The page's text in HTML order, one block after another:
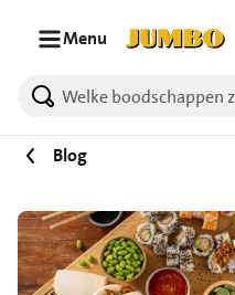
Menu
Blog